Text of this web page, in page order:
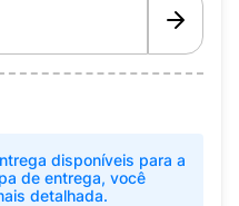
disponíveis para a
de entrega, você
detalhada.